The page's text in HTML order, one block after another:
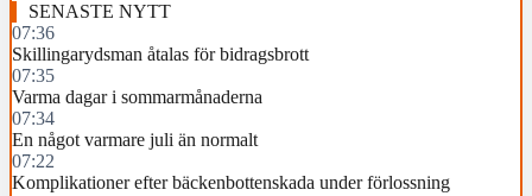
SENASTE NYTT
07:36
Skillingarydsman åtalas för bidragsbrott
07:35
Varma dagar i sommarmånaderna
07:34
En något varmare juli än normalt
07:22
Komplikationer efter bäckenbottenskada under förlossning